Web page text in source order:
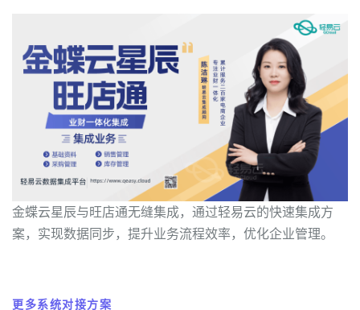
金蝶云星辰与旺店通无缝集成，通过轻易云的快速集成方
案，实现数据同步，提升业务流程效率，优化企业管理。
更多系统对接方案